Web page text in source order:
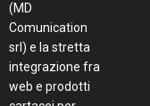
(MD
Comunication
srl) e la stretta
integrazione fra
web e prodotti